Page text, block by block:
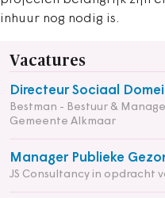
inhuur nog nodig is.
Vacatures
Directeur Sociaal
Bestman - Bestuur &
Gemeente Alkmaar
Manager Publieke
JS Consultancy in opdracht